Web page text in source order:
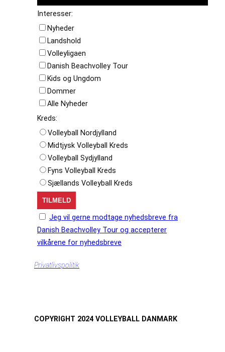
Interesser:
Nyheder
Landshold
Volleyligaen
Danish Beachvolley Tour
Kids og Ungdom
Dommer
Alle Nyheder
Kreds:
Volleyball Nordjylland
Midtjysk Volleyball Kreds
Volleyball Sydjylland
Fyns Volleyball Kreds
Sjællands Volleyball Kreds
Jeg vil gerne modtage nyhedsbreve fra
Danish Beachvolley Tour og accepterer
vilkårene for nyhedsbreve
Privatlivspolitik
COPYRIGHT 2024 VOLLEYBALL DANMARK